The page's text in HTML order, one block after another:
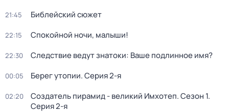
21:45 Библейский сюжет
22:15 Спокойной ночи, малыши!
22:30 Следствие ведут знатоки: Ваше подлинное имя?
00:05 Берег утопии. Серия 2-я
02:20 Создатель пирамид - великий Имхотеп. Сезон 1.
Серия 2-я